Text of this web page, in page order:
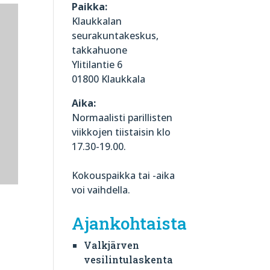
Paikka:
Klaukkalan
seurakuntakeskus,
takkahuone
Ylitilantie 6
01800 Klaukkala
Aika:
Normaalisti parillisten
viikkojen tiistaisin klo
17.30-19.00.
Kokouspaikka tai -aika
voi vaihdella.
Ajankohtaista
Valkjärven
vesilintulaskenta